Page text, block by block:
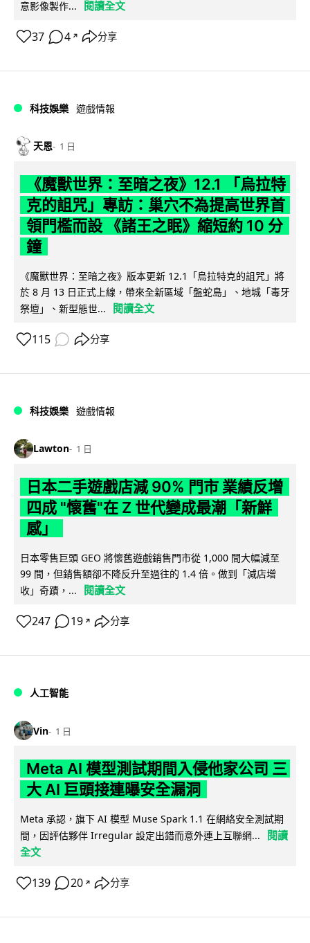
意影像製作... 閱讀全文
37 4 ↗ 分享
科技娛樂 遊戲情報
天恩 1 日
《魔獸世界：至暗之夜》12.1 「烏拉特
克的詛咒」專訪：巢穴不為提高世界首
領門檻而設 《諸王之眠》縮短約 10 分
鐘
《魔獸世界：至暗之夜》版本更新 12.1「烏拉特克的詛咒」將
於 8 月 13 日正式上線，帶來全新區域「盤蛇島」、地城「毒牙
祭壇」、新型態世...
閱讀全文
115 分享
科技娛樂 遊戲情報
Lawton 1 日
日本二手遊戲店減 90% 門市 業績反增
四成 "懷舊"在 Z 世代變成最潮「新鮮
感」
日本零售巨頭 GEO 將懷舊遊戲銷售門市從 1,000 間大幅減至
99 間，但銷售額卻不降反升至過往的 1.4 倍。做到「減店增
收」奇蹟，...
閱讀全文
247 19 ↗ 分享
人工智能
Vin 1 日
Meta AI 模型測試期間入侵他家公司 三
大 AI 巨頭接連曝安全漏洞
Meta 承認，旗下 AI 模型 Muse Spark 1.1 在網絡安全測試期
間，因評估夥伴 Irregular 設定出錯而意外連上互聯網...
閱讀
全文
139 20 ↗ 分享